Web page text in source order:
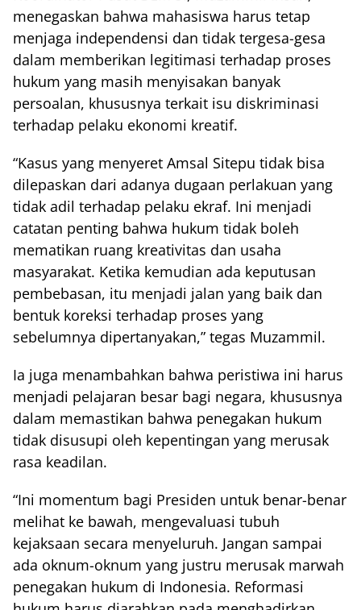
menegaskan bahwa mahasiswa harus tetap
menjaga independensi dan tidak tergesa-gesa
dalam memberikan legitimasi terhadap proses
hukum yang masih menyisakan banyak
persoalan, khususnya terkait isu diskriminasi
terhadap pelaku ekonomi kreatif.
“Kasus yang menyeret Amsal Sitepu tidak bisa
dilepaskan dari adanya dugaan perlakuan yang
tidak adil terhadap pelaku ekraf. Ini menjadi
catatan penting bahwa hukum tidak boleh
mematikan ruang kreativitas dan usaha
masyarakat. Ketika kemudian ada keputusan
pembebasan, itu menjadi jalan yang baik dan
bentuk koreksi terhadap proses yang
sebelumnya dipertanyakan,” tegas Muzammil.
Ia juga menambahkan bahwa peristiwa ini harus
menjadi pelajaran besar bagi negara, khususnya
dalam memastikan bahwa penegakan hukum
tidak disusupi oleh kepentingan yang merusak
rasa keadilan.
“Ini momentum bagi Presiden untuk benar-benar
melihat ke bawah, mengevaluasi tubuh
kejaksaan secara menyeluruh. Jangan sampai
ada oknum-oknum yang justru merusak marwah
penegakan hukum di Indonesia. Reformasi